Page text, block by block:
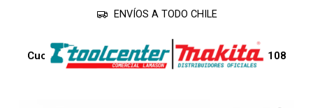
ENVÍOS A TODO CHILE
Inicio Accesorios
Cuchillos
Cuchillo Verdura 3 claveles Inox Unibl 10 cm #1108